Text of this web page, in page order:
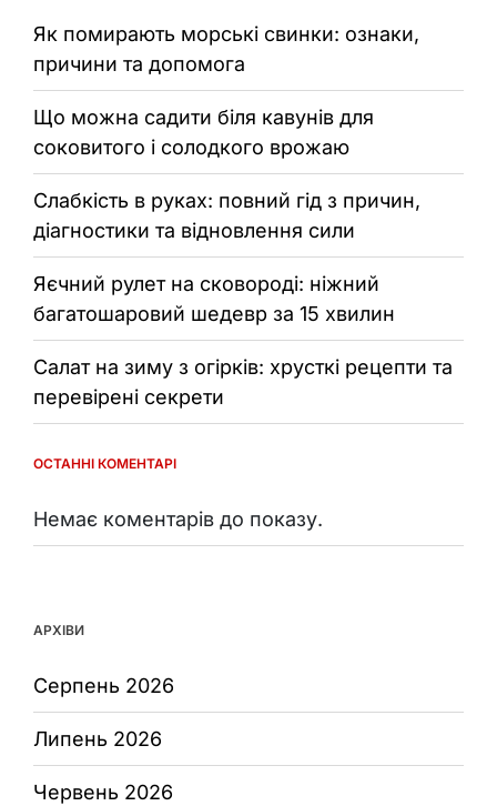
Як помирають морські свинки: ознаки,
причини та допомога
Що можна садити біля кавунів для
соковитого і солодкого врожаю
Слабкість в руках: повний гід з причин,
діагностики та відновлення сили
Яєчний рулет на сковороді: ніжний
багатошаровий шедевр за 15 хвилин
Салат на зиму з огірків: хрусткі рецепти та
перевірені секрети
ОСТАННІ КОМЕНТАРІ
Немає коментарів до показу.
АРХІВИ
Серпень 2026
Липень 2026
Червень 2026